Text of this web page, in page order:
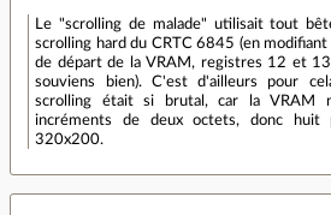
Le "scrolling de malade" utilisait tout
scrolling hard du CRTC 6845 (en modifiant
de départ de la VRAM, registres 12 et
souviens bien). C'est d'ailleurs pour
scrolling était si brutal, car la VRAM
incréments de deux octets, donc huit
320x200.